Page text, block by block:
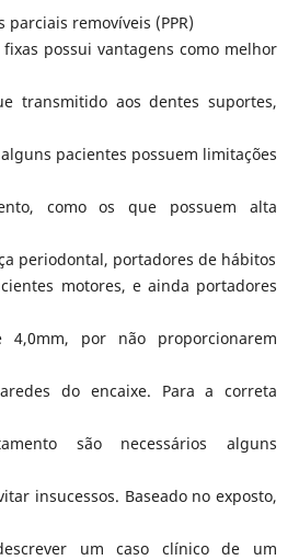
removíveis (PPR)
possui vantagens como melhor
transmitido aos dentes suportes,
pacientes possuem limitações
como os que possuem alta
periodontal, portadores de hábitos
motores, e ainda portadores
4,0mm, por não proporcionarem
do encaixe. Para a correta
são necessários alguns
insucessos. Baseado no exposto,
um caso clínico de um